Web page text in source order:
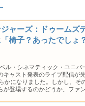
ャーズ：ドゥームズ
椅子？あったでしょ
ル・シネマティック・ユニバ
キャスト発表のライブ配信が
かになりました。しかし、そ
登場するのかどうか、ファン